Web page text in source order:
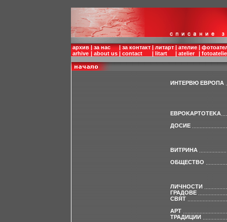
архив
arhive
|
|
за нас
about us
|
|
за контакт
contact
|
|
литарт
litart
|
|
ателие
atelier
|
|
ИНТЕРВЮ ЕВРОПА
ЕВРОKАРТОТЕKА
ДОСИЕ
ВИТРИНА
ОБЩЕСТВО
ЛИЧНОСТИ
ГРАДОВЕ
СВЯТ
АРТ
ТРАДИЦИИ